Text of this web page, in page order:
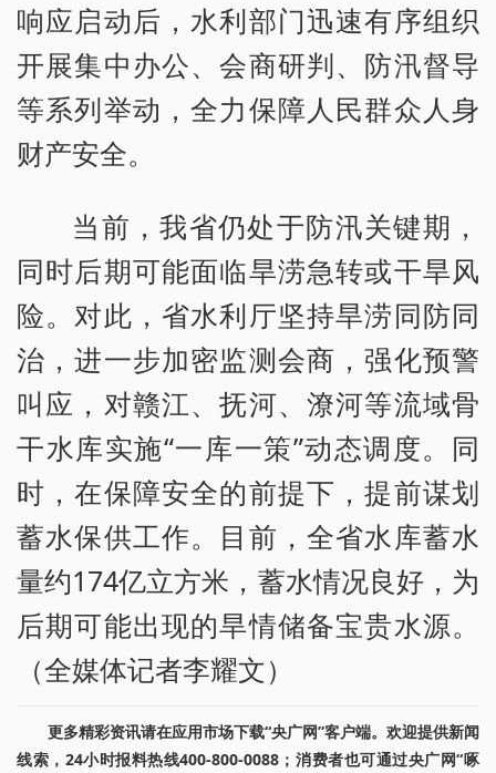
响应启动后，水利部门迅速有序组织
开展集中办公、会商研判、防汛督导
等系列举动，全力保障人民群众人身
财产安全。
当前，我省仍处于防汛关键期，
同时后期可能面临旱涝急转或干旱风
险。对此，省水利厅坚持旱涝同防同
治，进一步加密监测会商，强化预警
叫应，对赣江、抚河、潦河等流域骨
干水库实施“一库一策”动态调度。同
时，在保障安全的前提下，提前谋划
蓄水保供工作。目前，全省水库蓄水
量约174亿立方米，蓄水情况良好，为
后期可能出现的旱情储备宝贵水源。
（全媒体记者李耀文）
更多精彩资讯请在应用市场下载“央广网”客户端。欢迎提供新闻
线索，24小时报料热线400-800-0088；消费者也可通过央广网“啄